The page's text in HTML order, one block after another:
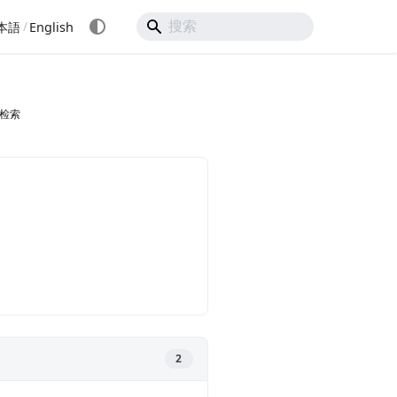
語/English
索
2